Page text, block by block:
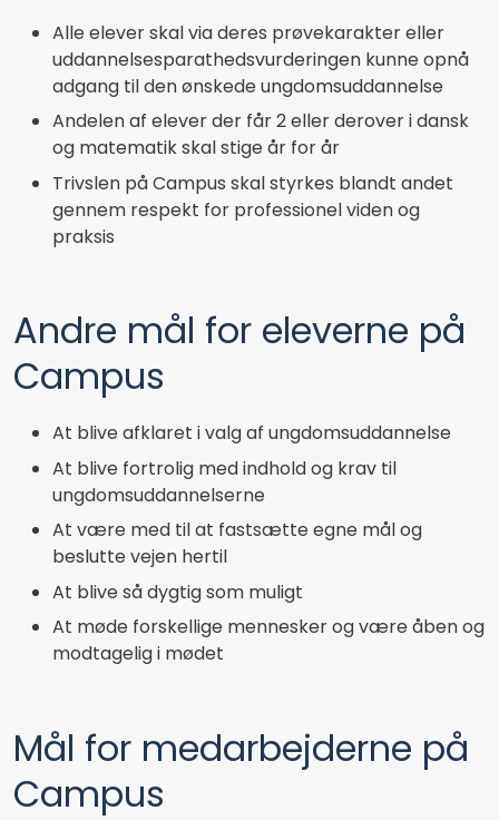
Alle elever skal via deres prøvekarakter eller
uddannelsesparathedsvurderingen kunne opnå
adgang til den ønskede ungdomsuddannelse
Andelen af elever der får 2 eller derover i dansk
og matematik skal stige år for år
Trivslen på Campus skal styrkes blandt andet
gennem respekt for professionel viden og
praksis
Andre mål for eleverne på
Campus
At blive afklaret i valg af ungdomsuddannelse
At blive fortrolig med indhold og krav til
ungdomsuddannelserne
At være med til at fastsætte egne mål og
beslutte vejen hertil
At blive så dygtig som muligt
At møde forskellige mennesker og være åben og
modtagelig i mødet
Mål for medarbejderne på
Campus